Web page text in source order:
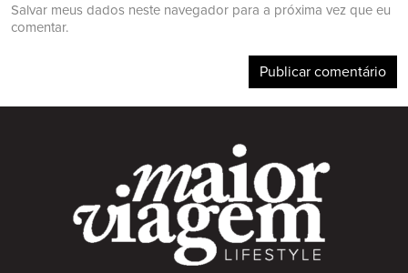
Salvar meus dados neste navegador para a próxima vez que eu
comentar.